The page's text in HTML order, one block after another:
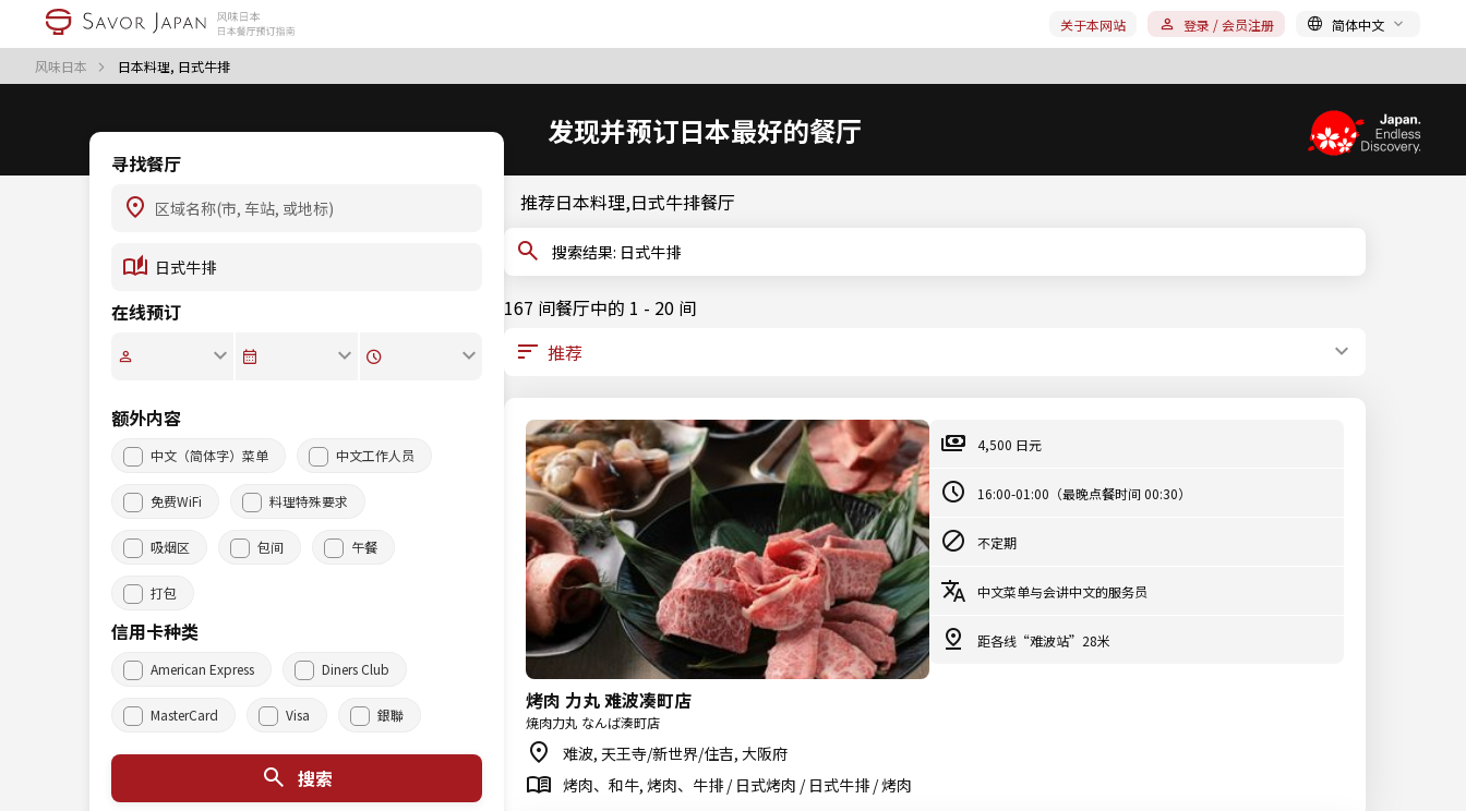
风味日本 日本料理, 日式牛排
关于本网站 登录 / 会员注册 简体中文
发现并预订日本最好的餐厅
寻找餐厅
在线预订
额外内容
中文（简体字）菜单 中文工作人员
免费WiFi 料理特殊要求
吸烟区 包间 午餐
打包
信用卡种类
American Express Diners Club
MasterCard Visa 銀聯
搜索
推荐日本料理,日式牛排餐厅
搜索结果: 日式牛排
167 间餐厅中的 1 - 20 间
烤肉 力丸 难波凑町店
焼肉力丸 なんば湊町店
难波, 天王寺/新世界/住吉, 大阪府
烤肉、和牛, 烤肉、牛排 / 日式烤肉 / 日式牛排 / 烤肉
4,500 日元
16:00-01:00（最晚点餐时间 00:30）
不定期
中文菜单与会讲中文的服务员
距各线“难波站”28米